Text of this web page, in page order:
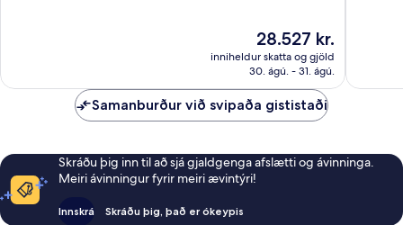
Verðið
er
28.527 kr.
28.527 kr.
inniheldur skatta og gjöld
30. ágú. - 31. ágú.
Samanburður við svipaða gististaði
Skráðu þig inn til að sjá gjaldgenga afslætti og ávinninga.
Meiri ávinningur fyrir meiri ævintýri!
Innskrá Skráðu þig, það er ókeypis